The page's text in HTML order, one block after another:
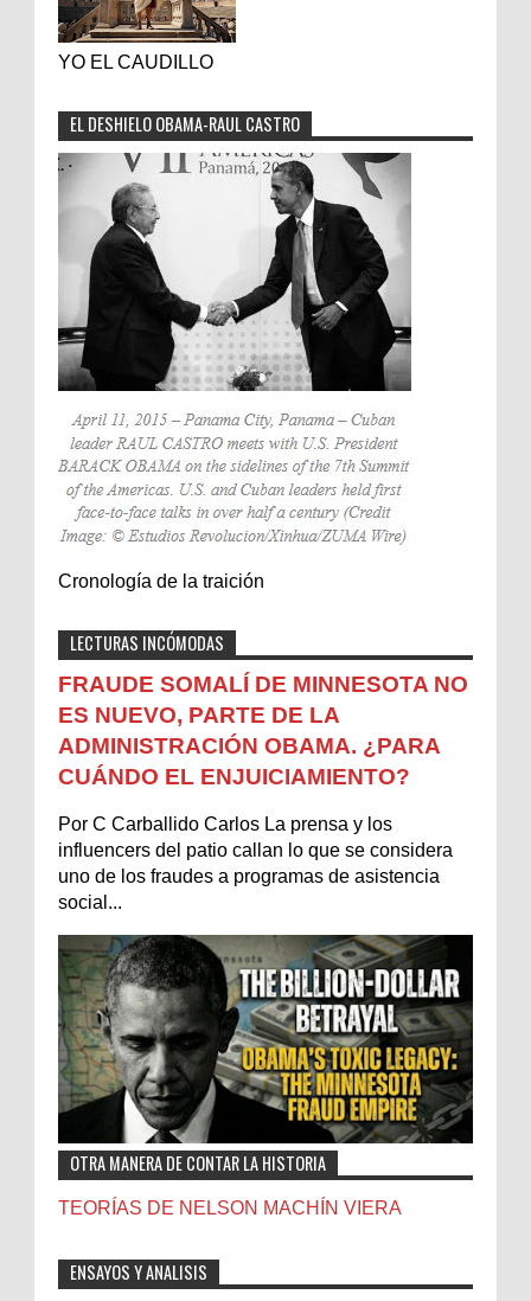
YO EL CAUDILLO
EL DESHIELO OBAMA-RAUL CASTRO
Cronología de la traición
LECTURAS INCÓMODAS
FRAUDE SOMALÍ DE MINNESOTA NO
ES NUEVO, PARTE DE LA
ADMINISTRACIÓN OBAMA. ¿PARA
CUÁNDO EL ENJUICIAMIENTO?
Por C Carballido Carlos La prensa y los
influencers del patio callan lo que se considera
uno de los fraudes a programas de asistencia
social...
OTRA MANERA DE CONTAR LA HISTORIA
TEORÍAS DE NELSON MACHÍN VIERA
ENSAYOS Y ANALISIS